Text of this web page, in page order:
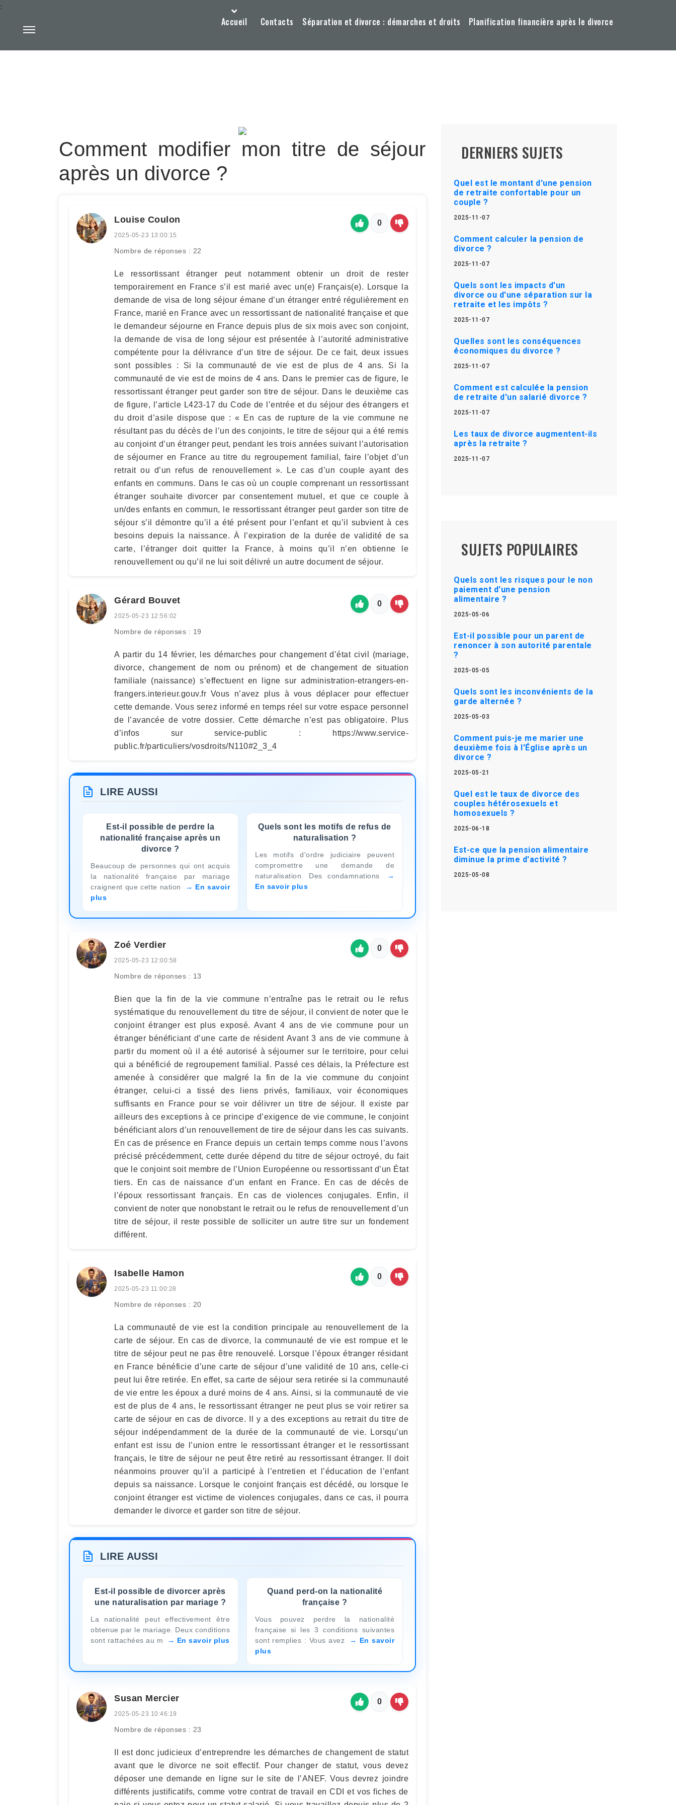
Accueil Contacts Séparation et divorce : démarches et droits Planification financière après le divorce
:
Comment modifier mon titre de séjour
après un divorce ?
Louise Coulon
2025-05-23 13:00:15
Nombre de réponses : 22
0
Le ressortissant étranger peut notamment obtenir un droit de rester
temporairement en France s’il est marié avec un(e) Français(e). Lorsque la
demande de visa de long séjour émane d’un étranger entré régulièrement en
France, marié en France avec un ressortissant de nationalité française et que
le demandeur séjourne en France depuis plus de six mois avec son conjoint,
la demande de visa de long séjour est présentée à l’autorité administrative
compétente pour la délivrance d’un titre de séjour. De ce fait, deux issues
sont possibles : Si la communauté de vie est de plus de 4 ans. Si la
communauté de vie est de moins de 4 ans. Dans le premier cas de figure, le
ressortissant étranger peut garder son titre de séjour. Dans le deuxième cas
de figure, l’article L423-17 du Code de l’entrée et du séjour des étrangers et
du droit d’asile dispose que : « En cas de rupture de la vie commune ne
résultant pas du décès de l’un des conjoints, le titre de séjour qui a été remis
au conjoint d’un étranger peut, pendant les trois années suivant l’autorisation
de séjourner en France au titre du regroupement familial, faire l’objet d’un
retrait ou d’un refus de renouvellement ». Le cas d’un couple ayant des
enfants en communs. Dans le cas où un couple comprenant un ressortissant
étranger souhaite divorcer par consentement mutuel, et que ce couple à
un/des enfants en commun, le ressortissant étranger peut garder son titre de
séjour s’il démontre qu’il a été présent pour l’enfant et qu’il subvient à ces
besoins depuis la naissance. À l’expiration de la durée de validité de sa
carte, l’étranger doit quitter la France, à moins qu’il n’en obtienne le
renouvellement ou qu’il ne lui soit délivré un autre document de séjour.
Gérard Bouvet
2025-05-23 12:56:02
Nombre de réponses : 19
0
A partir du 14 février, les démarches pour changement d’état civil (mariage,
divorce, changement de nom ou prénom) et de changement de situation
familiale (naissance) s’effectuent en ligne sur administration-etrangers-en-
frangers.interieur.gouv.fr Vous n’avez plus à vous déplacer pour effectuer
cette demande. Vous serez informé en temps réel sur votre espace personnel
de l’avancée de votre dossier. Cette démarche n’est pas obligatoire. Plus
d’infos sur service-public : https://www.service-
public.fr/particuliers/vosdroits/N110#2_3_4
LIRE AUSSI
Est-il possible de perdre la
nationalité française après un
divorce ?
Beaucoup de personnes qui ont acquis
la nationalité française par mariage
craignent que cette nation
En savoir
plus
Quels sont les motifs de refus de
naturalisation ?
Les motifs d'ordre judiciaire peuvent
compromettre une demande de
naturalisation. Des condamnations
En savoir plus
Zoé Verdier
2025-05-23 12:00:58
Nombre de réponses : 13
0
Bien que la fin de la vie commune n’entraîne pas le retrait ou le refus
systématique du renouvellement du titre de séjour, il convient de noter que le
conjoint étranger est plus exposé. Avant 4 ans de vie commune pour un
étranger bénéficiant d’une carte de résident Avant 3 ans de vie commune à
partir du moment où il a été autorisé à séjourner sur le territoire, pour celui
qui a bénéficié de regroupement familial. Passé ces délais, la Préfecture est
amenée à considérer que malgré la fin de la vie commune du conjoint
étranger, celui-ci a tissé des liens privés, familiaux, voir économiques
suffisants en France pour se voir délivrer un titre de séjour. Il existe par
ailleurs des exceptions à ce principe d’exigence de vie commune, le conjoint
bénéficiant alors d’un renouvellement de tire de séjour dans les cas suivants.
En cas de présence en France depuis un certain temps comme nous l’avons
précisé précédemment, cette durée dépend du titre de séjour octroyé, du fait
que le conjoint soit membre de l’Union Européenne ou ressortissant d’un État
tiers. En cas de naissance d’un enfant en France. En cas de décès de
l’époux ressortissant français. En cas de violences conjugales. Enfin, il
convient de noter que nonobstant le retrait ou le refus de renouvellement d’un
titre de séjour, il reste possible de solliciter un autre titre sur un fondement
différent.
Isabelle Hamon
2025-05-23 11:00:28
Nombre de réponses : 20
0
La communauté de vie est la condition principale au renouvellement de la
carte de séjour. En cas de divorce, la communauté de vie est rompue et le
titre de séjour peut ne pas être renouvelé. Lorsque l’époux étranger résidant
en France bénéficie d’une carte de séjour d’une validité de 10 ans, celle-ci
peut lui être retirée. En effet, sa carte de séjour sera retirée si la communauté
de vie entre les époux a duré moins de 4 ans. Ainsi, si la communauté de vie
est de plus de 4 ans, le ressortissant étranger ne peut plus se voir retirer sa
carte de séjour en cas de divorce. Il y a des exceptions au retrait du titre de
séjour indépendamment de la durée de la communauté de vie. Lorsqu’un
enfant est issu de l’union entre le ressortissant étranger et le ressortissant
français, le titre de séjour ne peut être retiré au ressortissant étranger. Il doit
néanmoins prouver qu’il a participé à l’entretien et l’éducation de l’enfant
depuis sa naissance. Lorsque le conjoint français est décédé, ou lorsque le
conjoint étranger est victime de violences conjugales, dans ce cas, il pourra
demander le divorce et garder son titre de séjour.
LIRE AUSSI
Est-il possible de divorcer après
une naturalisation par mariage ?
La nationalité peut effectivement être
obtenue par le mariage. Deux conditions
sont rattachées au m
En savoir plus
Quand perd-on la nationalité
française ?
Vous pouvez perdre la nationalité
française si les 3 conditions suivantes
sont remplies : Vous avez
En savoir
plus
Susan Mercier
2025-05-23 10:46:19
Nombre de réponses : 23
0
Il est donc judicieux d’entreprendre les démarches de changement de statut
avant que le divorce ne soit effectif. Pour changer de statut, vous devez
déposer une demande en ligne sur le site de l’ANEF. Vous devrez joindre
différents justificatifs, comme votre contrat de travail en CDI et vos fiches de
DERNIERS SUJETS
Quel est le montant d'une pension
de retraite confortable pour un
couple ?
2025-11-07
Comment calculer la pension de
divorce ?
2025-11-07
Quels sont les impacts d'un
divorce ou d'une séparation sur la
retraite et les impôts ?
2025-11-07
Quelles sont les conséquences
économiques du divorce ?
2025-11-07
Comment est calculée la pension
de retraite d'un salarié divorce ?
2025-11-07
Les taux de divorce augmentent-ils
après la retraite ?
2025-11-07
SUJETS POPULAIRES
Quels sont les risques pour le non
paiement d'une pension
alimentaire ?
2025-05-06
Est-il possible pour un parent de
renoncer à son autorité parentale
?
2025-05-05
Quels sont les inconvénients de la
garde alternée ?
2025-05-03
Comment puis-je me marier une
deuxième fois à l'Église après un
divorce ?
2025-05-21
Quel est le taux de divorce des
couples hétérosexuels et
homosexuels ?
2025-06-18
Est-ce que la pension alimentaire
diminue la prime d'activité ?
2025-05-08